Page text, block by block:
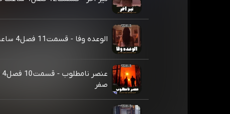
الوعده وفا - قسمت11 فصل4 ساعت صفر
صفر